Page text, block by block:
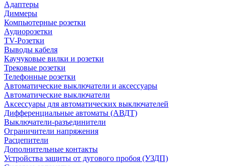
Адаптеры
Диммеры
Компьютерные розетки
Аудиорозетки
TV-Розетки
Выводы кабеля
Каучуковые вилки и розетки
Трековые розетки
Телефонные розетки
Автоматические выключатели и аксессуары
Автоматические выключатели
Аксессуары для автоматических выключателей
Дифференциальные автоматы (АВДТ)
Выключатели-разъединители
Ограничители напряжения
Расцепители
Дополнительные контакты
Устройства защиты от дугового пробоя (УЗДП)